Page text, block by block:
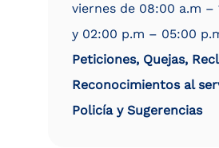
viernes de 08:00 a.m –
y 02:00 p.m – 05:00
Peticiones, Quejas,
Reconocimientos al
Policía y Sugerencias